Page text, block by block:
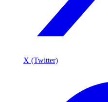
X (Twitter)